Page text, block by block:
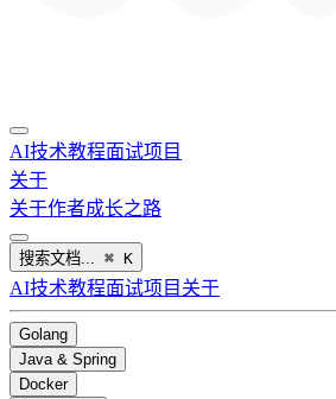
AI技术教程面试项目
关于
关于作者成长之路
搜索文档... ⌘ K
AI技术教程面试项目 关于
Golang
Java & Spring
Docker